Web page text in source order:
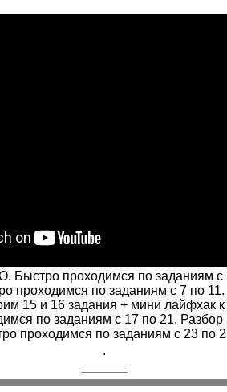
Быстро проходимся по заданиям с
проходимся по заданиям с 7 по
15 и 16 задания + мини лайфхак
по заданиям с 17 по 21. Разбор
проходимся по заданиям с 23 по
.